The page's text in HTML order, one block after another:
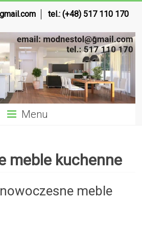
tel.: (+48) 517 110 170
Menu
meble kuchenne
meble